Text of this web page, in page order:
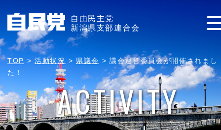
自由民主党
新潟県支部連合会
TOP >活動状況 > 県議会 >議会運営委員会が開催されまし
た！
ACTIVITY